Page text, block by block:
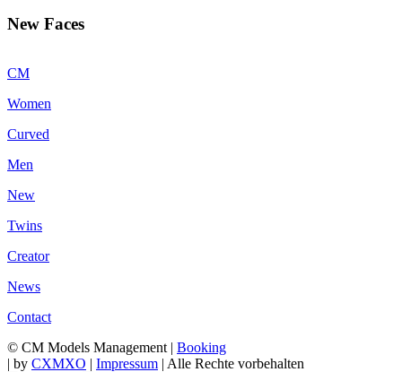
New Faces
CM
Women
Curved
Men
New
Twins
Creator
News
Contact
© CM Models Management | Booking
| by CXMXO | Impressum | Alle Rechte vorbehalten